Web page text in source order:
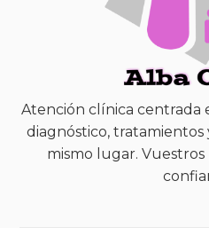
Atención clínica centrada
diagnóstico,
mismo lugar. Vuestros